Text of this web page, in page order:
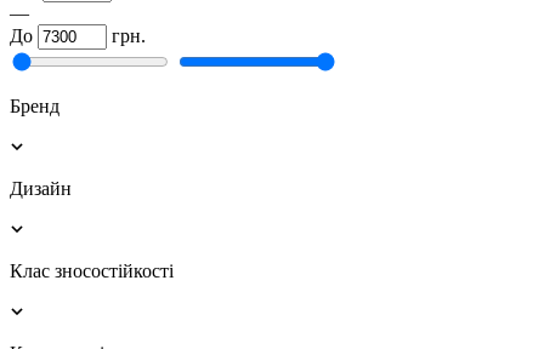
—
До
грн.
Бренд
Дизайн
Клас зносостійкості